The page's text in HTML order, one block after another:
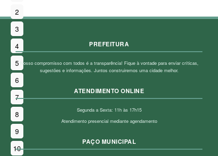
2
3
4
5
6
7
8
9
10
PREFEITURA
Nosso compromisso com todos é a transparência! Fique à vontade para enviar críticas,
sugestões e informações. Juntos construiremos uma cidade melhor.
ATENDIMENTO ONLINE
Segunda a Sexta: 11h às 17h15
Atendimento presencial mediante agendamento
PAÇO MUNICIPAL